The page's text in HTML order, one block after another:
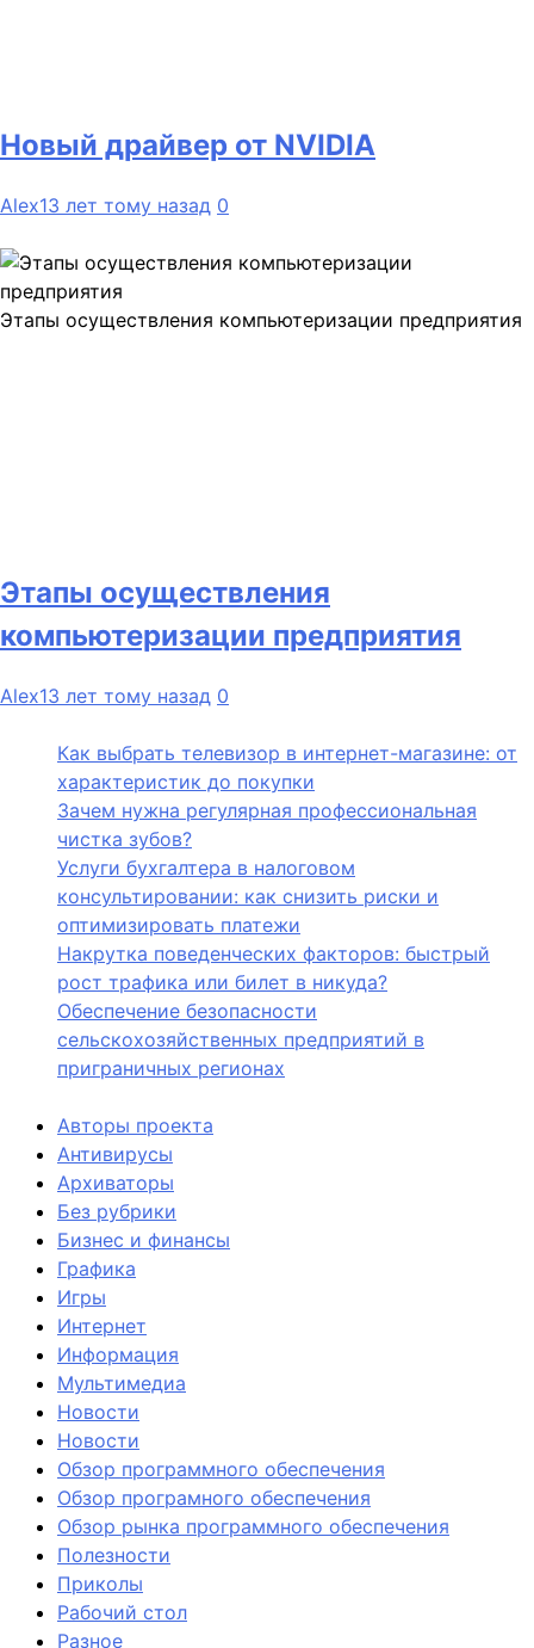
Новый драйвер от NVIDIA
Alex13 лет тому назад 0
Этапы осуществления компьютеризации предприятия
Этапы осуществления
компьютеризации предприятия
Alex13 лет тому назад 0
Как выбрать телевизор в интернет-магазине: от
характеристик до покупки
Зачем нужна регулярная профессиональная
чистка зубов?
Услуги бухгалтера в налоговом
консультировании: как снизить риски и
оптимизировать платежи
Накрутка поведенческих факторов: быстрый
рост трафика или билет в никуда?
Обеспечение безопасности
сельскохозяйственных предприятий в
приграничных регионах
Авторы проекта
Антивирусы
Архиваторы
Без рубрики
Бизнес и финансы
Графика
Игры
Интернет
Информация
Мультимедиа
Новости
Новости
Обзор программного обеспечения
Обзор програмного обеспечения
Обзор рынка программного обеспечения
Полезности
Приколы
Рабочий стол
Разное